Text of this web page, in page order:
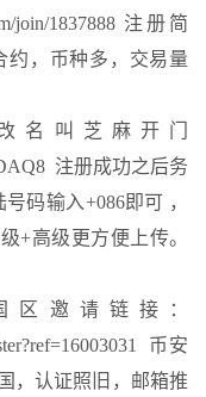
join/1837888 注册简
约，币种多，交易量
名叫芝麻开门
注册成功之后务
码输入+086即可 ，
+高级更方便上传。
邀请链接：
币安
，认证照旧，邮箱推